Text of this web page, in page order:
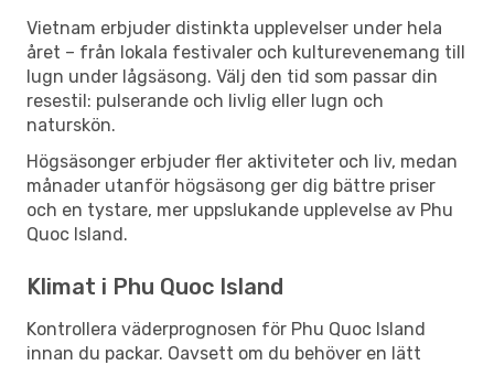
Vietnam erbjuder distinkta upplevelser under hela
året – från lokala festivaler och kulturevenemang till
lugn under lågsäsong. Välj den tid som passar din
resestil: pulserande och livlig eller lugn och
naturskön.
Högsäsonger erbjuder fler aktiviteter och liv, medan
månader utanför högsäsong ger dig bättre priser
och en tystare, mer uppslukande upplevelse av Phu
Quoc Island.
Klimat i Phu Quoc Island
Kontrollera väderprognosen för Phu Quoc Island
innan du packar. Oavsett om du behöver en lätt